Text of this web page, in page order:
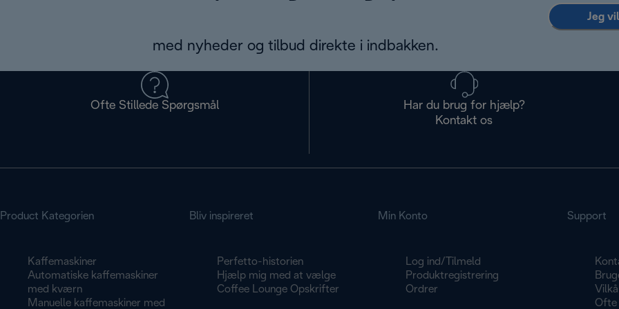
med nyheder og tilbud direkte i indbakken.
Jeg
Ofte Stillede Spørgsmål
Har du brug for hjælp?
Kontakt os
Product Kategorien
Kaffemaskiner
Automatiske kaffemaskiner
med kværn
Manuelle kaffemaskiner med
Bliv inspireret
Perfetto-historien
Hjælp mig med at vælge
Coffee Lounge Opskrifter
Min Konto
Log ind/Tilmeld
Produktregistrering
Ordrer
Support
Ofte